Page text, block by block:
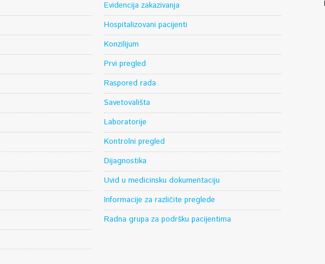
Evidencija zakazivanja
Hospitalizovani pacijenti
Konzilijum
Prvi pregled
Raspored rada
Savetovališta
Laboratorije
Kontrolni pregled
Dijagnostika
Uvid u medicinsku dokumentaciju
Informacije za različite preglede
Radna grupa za podršku pacijentima